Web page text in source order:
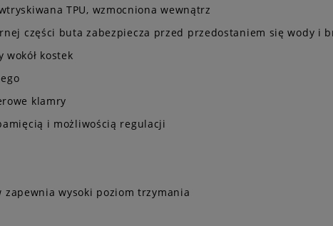
TPU, wzmocniona wewnątrz
części buta zabezpiecza przed przedostaniem się wody i
wokół kostek
klamry
i możliwością regulacji
wysoki poziom trzymania